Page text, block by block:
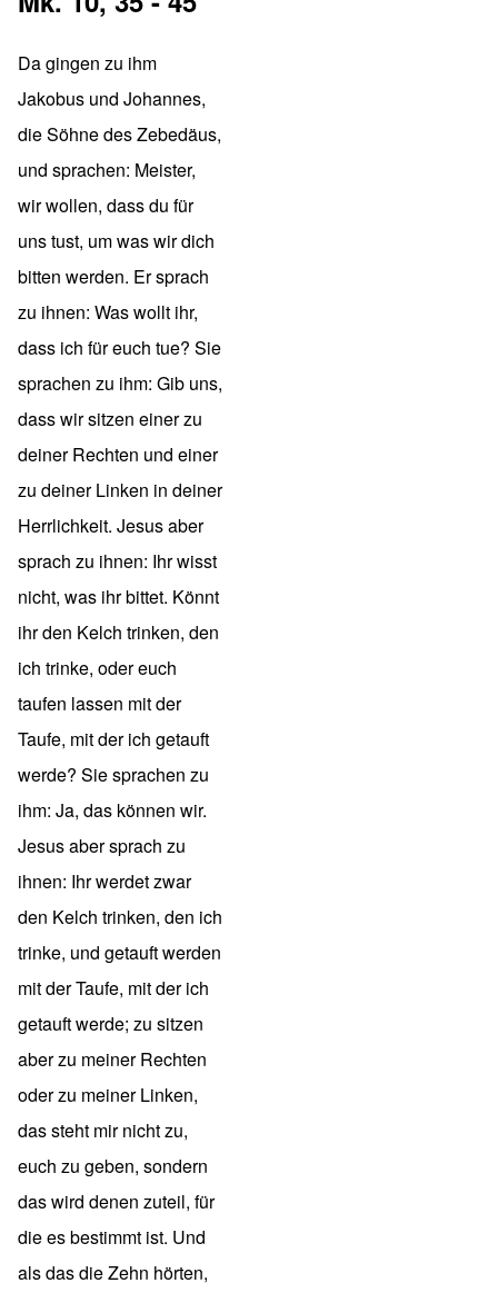
Da gingen zu ihm
Jakobus und Johannes,
die Söhne des Zebedäus,
und sprachen: Meister,
wir wollen, dass du für
uns tust, um was wir dich
bitten werden. Er sprach
zu ihnen: Was wollt ihr,
dass ich für euch tue? Sie
sprachen zu ihm: Gib uns,
dass wir sitzen einer zu
deiner Rechten und einer
zu deiner Linken in deiner
Herrlichkeit. Jesus aber
sprach zu ihnen: Ihr wisst
nicht, was ihr bittet. Könnt
ihr den Kelch trinken, den
ich trinke, oder euch
taufen lassen mit der
Taufe, mit der ich getauft
werde? Sie sprachen zu
ihm: Ja, das können wir.
Jesus aber sprach zu
ihnen: Ihr werdet zwar
den Kelch trinken, den ich
trinke, und getauft werden
mit der Taufe, mit der ich
getauft werde; zu sitzen
aber zu meiner Rechten
oder zu meiner Linken,
das steht mir nicht zu,
euch zu geben, sondern
das wird denen zuteil, für
die es bestimmt ist. Und
als das die Zehn hörten,